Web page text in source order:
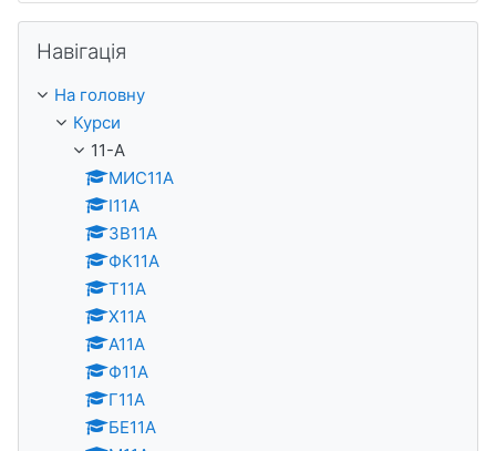
Навігація
На головну
Курси
11-А
МИС11А
І11А
ЗВ11А
ФК11А
Т11А
Х11А
А11А
Ф11А
Г11А
БЕ11А